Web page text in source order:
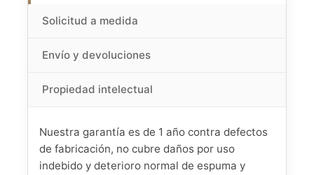
Solicitud a medida
Envío y devoluciones
Propiedad intelectual
Nuestra garantía es de 1 año contra defectos
de fabricación, no cubre daños por uso
indebido y deterioro normal de espuma y